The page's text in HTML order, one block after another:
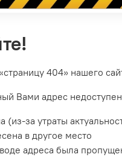
404» нашего
Вами адрес
(из-за утраты
в другое место
адреса была